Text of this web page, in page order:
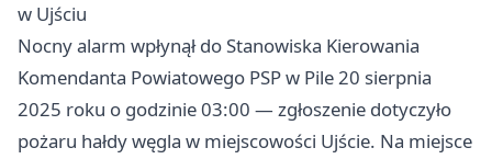
w Ujściu
Nocny alarm wpłynął do Stanowiska Kierowania
Komendanta Powiatowego PSP w Pile 20 sierpnia
2025 roku o godzinie 03:00 — zgłoszenie dotyczyło
pożaru hałdy węgla w miejscowości Ujście. Na miejsce